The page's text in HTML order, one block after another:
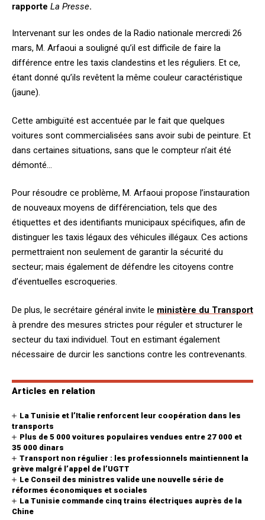
rapporte La Presse.
Intervenant sur les ondes de la Radio nationale mercredi 26
mars, M. Arfaoui a souligné qu’il est difficile de faire la
différence entre les taxis clandestins et les réguliers. Et ce,
étant donné qu’ils revêtent la même couleur caractéristique
(jaune).
Cette ambiguïté est accentuée par le fait que quelques
voitures sont commercialisées sans avoir subi de peinture. Et
dans certaines situations, sans que le compteur n’ait été
démonté…
Pour résoudre ce problème, M. Arfaoui propose l’instauration
de nouveaux moyens de différenciation, tels que des
étiquettes et des identifiants municipaux spécifiques, afin de
distinguer les taxis légaux des véhicules illégaux. Ces actions
permettraient non seulement de garantir la sécurité du
secteur; mais également de défendre les citoyens contre
d’éventuelles escroqueries.
De plus, le secrétaire général invite le ministère du Transport
à prendre des mesures strictes pour réguler et structurer le
secteur du taxi individuel. Tout en estimant également
nécessaire de durcir les sanctions contre les contrevenants.
Articles en relation
La Tunisie et l’Italie renforcent leur coopération dans les
transports
Plus de 5 000 voitures populaires vendues entre 27 000 et
35 000 dinars
Transport non régulier : les professionnels maintiennent la
grève malgré l’appel de l’UGTT
Le Conseil des ministres valide une nouvelle série de
réformes économiques et sociales
La Tunisie commande cinq trains électriques auprès de la
Chine